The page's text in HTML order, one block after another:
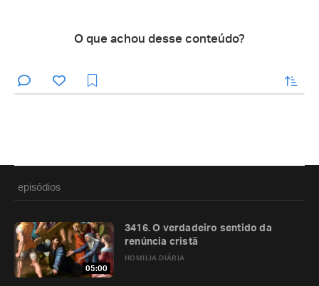
O que achou desse conteúdo?
enviar
episódios
05:00
HOMILIA DIÁRIA
3416. O verdadeiro sentido da
renúncia cristã